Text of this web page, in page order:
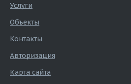
Услуги
Объекты
Контакты
Авторизация
Карта сайта